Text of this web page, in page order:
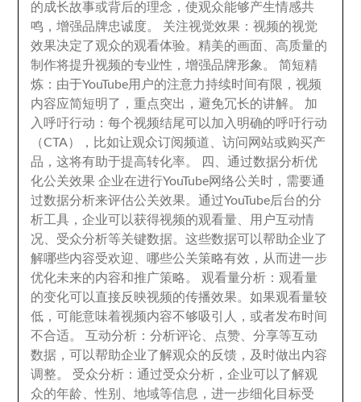
的成长故事或背后的理念 ，使观众能够产生情感共
鸣 ，增强品牌忠诚度。 关注视觉效果 ：视频的视觉
效果决定了观众的观看体验。精美的画面
高质量的
制作将提升视频的专业性 ，增强品牌形象 。简短精
炼 ： 由于YouTube用户的注意力持续时间有限 ，视频
内容应简短明了 ，重点突出 ，避免冗长的讲解。 加
入呼吁行动 ：每个视频结尾可以加入明确的呼吁行动
（CTA）
， 比如让观众订阅频道 、访问网站或购买产
品 ，这将有助于提高转化率。 四 、通过数据分析优
化公关效果 企业在进行YouTube网络公关时 ， 需要通
过数据分析来评估公关效果。通过YouTube后台的分
析工具 ，企业可以获得视频的观看量
用户互动情
况
受众分析等关键数据。这些数据可以帮助企业了
解哪些内容受欢迎
哪些公关策略有效 ， 从而进一步
优化未来的内容和推广策略。 观看量分析 ： 观看量
的变化可以直接反映视频的传播效果。如果观看量较
低 ， 可能意味着视频内容不够吸引人 ，或者发布时间
不合适。 互动分析 ：分析评论 点赞 、分享等互动
数据 ， 可以帮助企业了解观众的反馈 ， 及时做出内容
调整。 受众分析 ：通过受众分析 ，企业可以了解观
众的年龄 、性别 、地域等信息 ，进一步细化目标受